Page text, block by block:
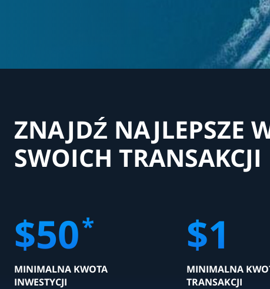
ZNAJDŹ NAJLEPSZE
SWOICH TRANSAKCJI
$50*
MINIMALNA KWOTA
INWESTYCJI
$1
MINIMALNA
TRANSAKCJI